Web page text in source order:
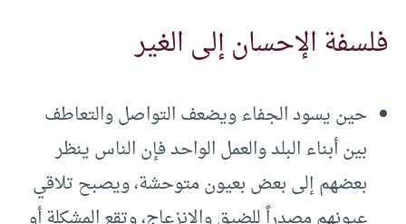
فلسفة الإحسان إلى الغير
حين يسود الجفاء ويضعف التواصل والتعاطف
بين أبناء البلد والعمل الواحد فإن الناس ينظر
بعضهم إلى بعض بعيون متوحشة، ويصبح تلاقي